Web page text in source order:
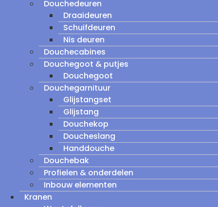
Douchedeuren
Draaideuren
Schuifdeuren
Nis deuren
Douchecabines
Douchegoot & putjes
Douchegoot
Douchegarnituur
Glijstangset
Glijstang
Douchekop
Doucheslang
Handdouche
Douchebak
Profielen & onderdelen
Inbouw elementen
Kranen